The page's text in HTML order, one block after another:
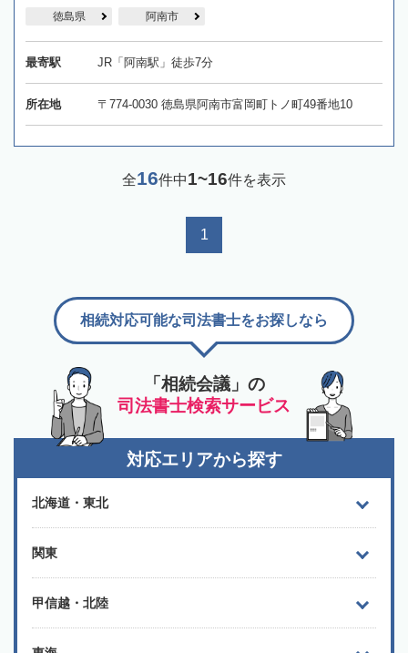
徳島県 阿南市
最寄駅 JR「阿南駅」徒歩7分
所在地 〒774-0030 徳島県阿南市富岡町トノ町49番地10
全16件中1~16件を表示
1
「相続会議」の
司法書士検索サービス
相続対応可能な司法書士をお探しなら
対応エリアから探す
北海道・東北
関東
甲信越・北陸